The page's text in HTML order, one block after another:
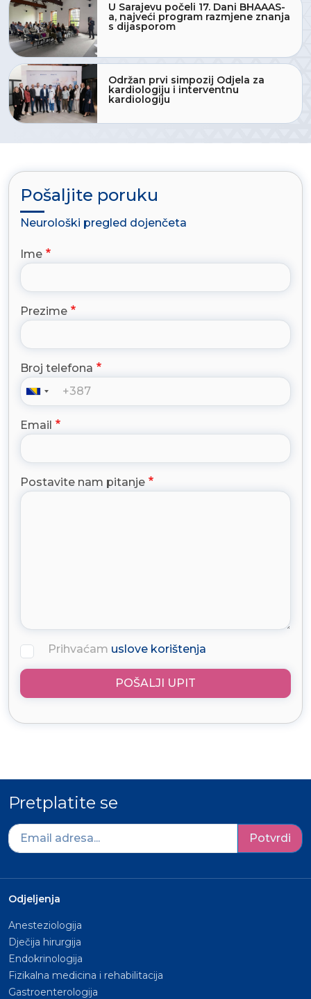
U Sarajevu počeli 17. Dani BHAAAS-
a, najveći program razmjene znanja
s dijasporom
Održan prvi simpozij Odjela za
kardiologiju i interventnu
kardiologiju
Pošaljite poruku
Neurološki pregled dojenčeta
Ime
Prezime
Broj telefona
Email
Postavite nam pitanje
Prihvaćam uslove korištenja
POŠALJI UPIT
Pretplatite se
Potvrdi
Odjeljenja
Anesteziologija
Dječija hirurgija
Endokrinologija
Fizikalna medicina i rehabilitacija
Gastroenterologija